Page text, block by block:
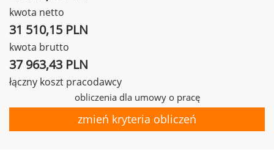
kwota netto
31 510,15 PLN
kwota brutto
37 963,43 PLN
łączny koszt pracodawcy
obliczenia dla umowy o pracę
zmień kryteria obliczeń